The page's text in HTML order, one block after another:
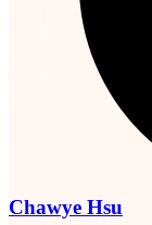
Chawye Hsu